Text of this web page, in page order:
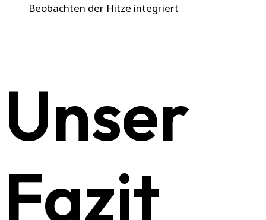
Beobachten der Hitze integriert
Unser
Fazit